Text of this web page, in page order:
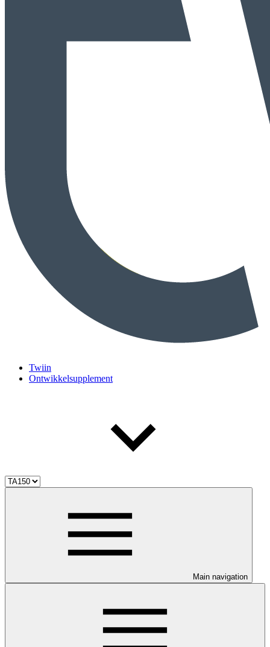
Twiin
Ontwikkelsupplement
Main navigation